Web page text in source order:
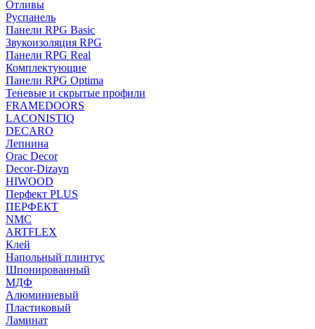
Отливы
Руспанель
Панели RPG Basic
Звукоизоляция RPG
Панели RPG Real
Комплектующие
Панели RPG Optima
Теневые и скрытые профили
FRAMEDOORS
LACONISTIQ
DECARO
Лепнина
Orac Decor
Decor-Dizayn
HIWOOD
Перфект PLUS
ПЕРФЕКТ
NMC
ARTFLEX
Клей
Напольный плинтус
Шпонированный
МДФ
Алюминиевый
Пластиковый
Ламинат